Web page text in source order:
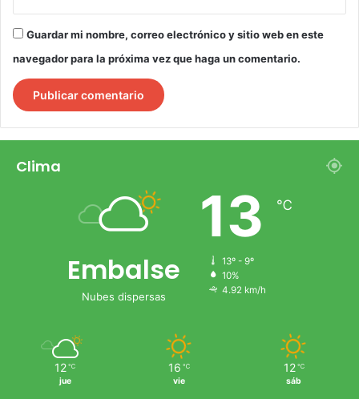
Guardar mi nombre, correo electrónico y sitio web en este
navegador para la próxima vez que haga un comentario.
Clima
Embalse
Nubes dispersas
13 ℃
13º - 9º
10%
4.92 km/h
12 ℃
jue
16 ℃
vie
12 ℃
sáb